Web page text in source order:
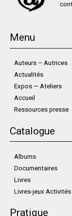
Menu
Auteurs – Autrices
Actualités
Expos — Ateliers
Accueil
Ressources presse
Catalogue
Albums
Documentaires
Livres
Livres-jeux Activités
Pratique